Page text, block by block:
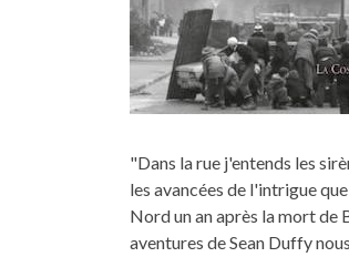
"Dans la rue j'entends les
les avancées de l'intrigue
Nord un an après la mort de
aventures de Sean Duffy